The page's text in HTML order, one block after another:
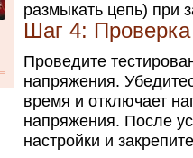
размыкать цепь) при
Шаг 4: Проверка
Проведите
напряжения.
время и отключает
напряжения. После
настройки и